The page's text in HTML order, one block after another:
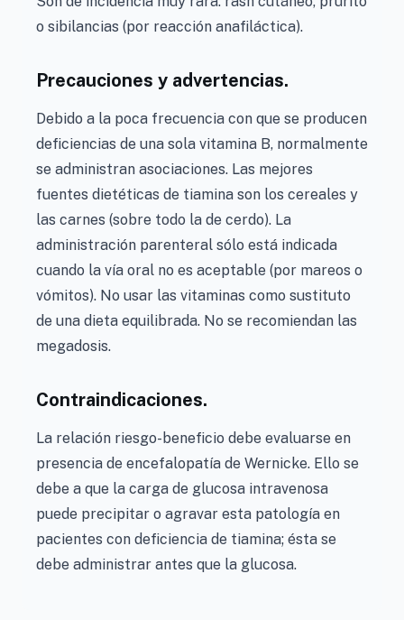
o sibilancias (por reacción anafiláctica).
Precauciones y advertencias.
Debido a la poca frecuencia con que se producen
deficiencias de una sola vitamina B, normalmente
se administran asociaciones. Las mejores
fuentes dietéticas de tiamina son los cereales y
las carnes (sobre todo la de cerdo). La
administración parenteral sólo está indicada
cuando la vía oral no es aceptable (por mareos o
vómitos). No usar las vitaminas como sustituto
de una dieta equilibrada. No se recomiendan las
megadosis.
Contraindicaciones.
La relación riesgo-beneficio debe evaluarse en
presencia de encefalopatía de Wernicke. Ello se
debe a que la carga de glucosa intravenosa
puede precipitar o agravar esta patología en
pacientes con deficiencia de tiamina; ésta se
debe administrar antes que la glucosa.